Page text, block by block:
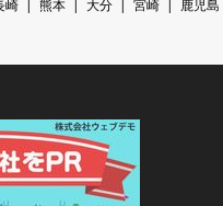
崎 熊本 大分 宮崎 鹿児島